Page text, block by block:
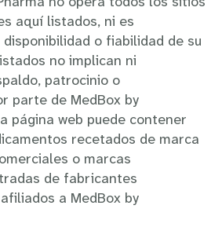
aquí listados, ni es
o fiabilidad de su
no implican ni
patrocinio o
parte de MedBox by
página web puede contener
recetados de marca
o marcas
de fabricantes
a MedBox by